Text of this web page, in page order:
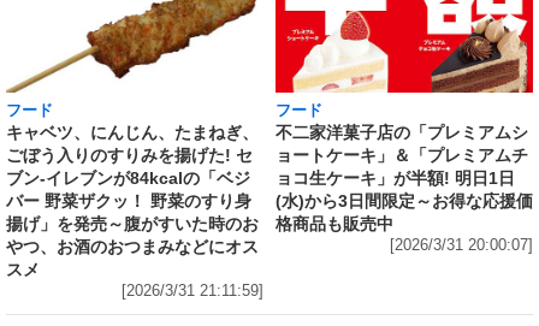
フード
キャベツ、にんじん、たまねぎ、
ごぼう入りのすりみを揚げた! セ
ブン‐イレブンが84kcalの「ベジ
バー 野菜ザクッ！ 野菜のすり身
揚げ」を発売～腹がすいた時のお
やつ、お酒のおつまみなどにオス
スメ
[2026/3/31 21:11:59]
フード
不二家洋菓子店の「プレミアムシ
ョートケーキ」＆「プレミアムチ
ョコ生ケーキ」が半額! 明日1日
(水)から3日間限定～お得な応援価
格商品も販売中
[2026/3/31 20:00:07]